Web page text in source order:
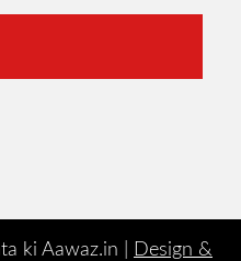
ki Aawaz.in | Design &